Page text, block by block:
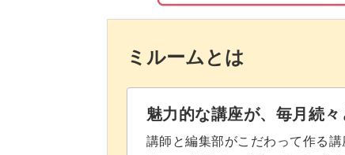
ミルームとは
魅力的な講座が、毎月続
講師と編集部がこだわって作る